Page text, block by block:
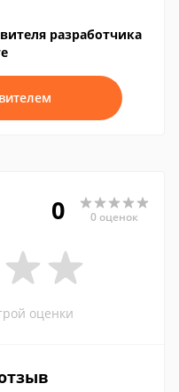
разработчика
0 0 оценок
оценки